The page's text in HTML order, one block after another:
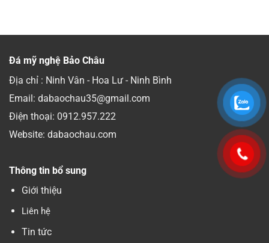
Đá mỹ nghệ Bảo Châu
Địa chỉ : Ninh Vân - Hoa Lư - Ninh Bình
Email: dabaochau35@gmail.com
Điện thoại: 0912.957.222
Website: dabaochau.com
Thông tin bổ sung
Giới thiệu
Liên hệ
Tin tức